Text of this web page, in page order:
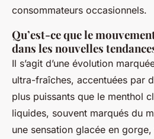
consommateurs occasionnels.
Qu’est-ce que le
dans les nouvelles
Il s’agit d’une évolution
ultra-fraîches, accentuées par
plus puissants que le menthol
liquides, souvent marqués du
une sensation glacée en